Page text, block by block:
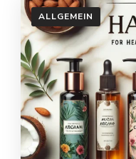
ALLGEMEIN